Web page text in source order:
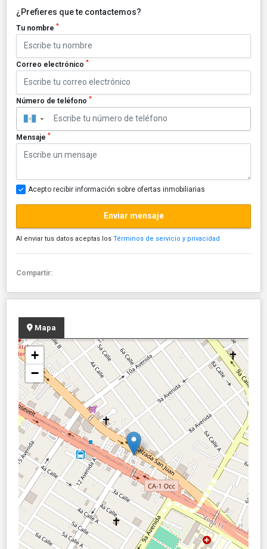
¿Prefieres que te contactemos?
Tu nombre *
Correo electrónico *
Número de teléfono *
▼
Mensaje *
Acepto recibir información sobre ofertas inmobiliarias
Enviar mensaje
Al enviar tus datos aceptas los Términos de servicio y privacidad
Compartir:
Mapa
+
−